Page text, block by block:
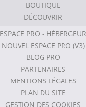
BOUTIQUE
DÉCOUVRIR
ESPACE PRO - HÉBERGEUR
NOUVEL ESPACE PRO (V3)
BLOG PRO
PARTENAIRES
MENTIONS LÉGALES
PLAN DU SITE
GESTION DES COOKIES